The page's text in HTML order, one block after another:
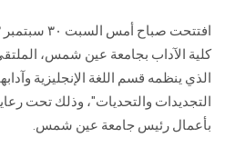
سجل
كلية الآداب بجامعة عين شمس،
الذي ينظمه قسم اللغة الإنجليزية
التجديدات والتحديات"، وذلك تحت
بأعمال رئيس جامعة عين شمس.